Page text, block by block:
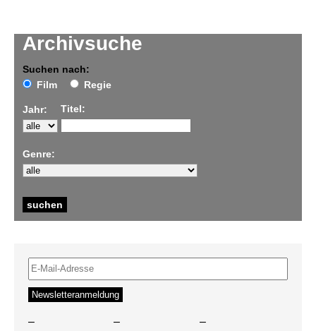
Archivsuche
Suchen nach:
Film
Regie
Jahr: Titel:
Genre:
– – –